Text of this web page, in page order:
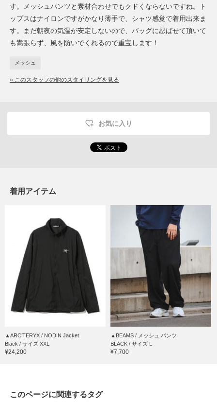
す。メッシュパンツと素材合わせでもクドくならないですね。ト
ップスはナイロンですがかなり薄手で、シャツ感覚で着用出来ま
す。まだ朝夜の気温が安定しないので、バッグに忍ばせて頂いて
も嵩張らず、風を防いでくれるので重宝します！
メッシュ
» このスタッフの他のスタイリングを見る
お気に入り
着用アイテム
▲ARC’TERYX / NODIN Jacket
Black / サイズ XXL
¥24,200
▲BEAMS / メッシュ パンツ
BLACK / サイズ L
¥7,700
このページに関連するタグ